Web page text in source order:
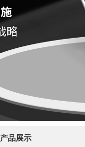
产品展示